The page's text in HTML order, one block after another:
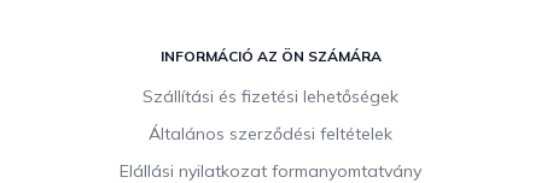
INFORMÁCIÓ AZ ÖN SZÁMÁRA
Szállítási és fizetési lehetőségek
Általános szerződési feltételek
Elállási nyilatkozat formanyomtatvány